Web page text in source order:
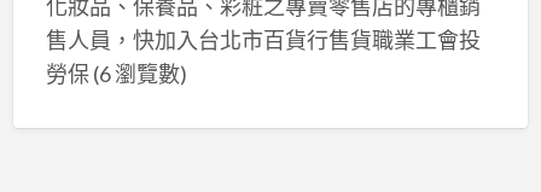
化妝品、保養品、彩粧之專賣零售店的專櫃銷
售人員，快加入台北市百貨行售貨職業工會投
勞保(6 瀏覽數)